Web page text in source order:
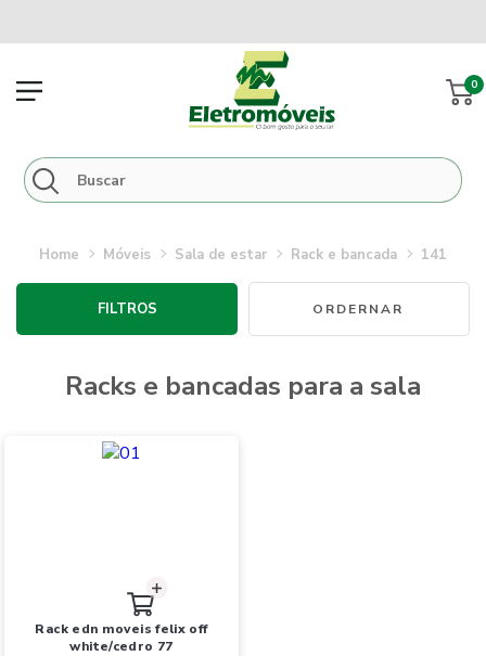
0
móveis sala de estar rack e bancada 141
racks e bancadas para a sala
FILTROS
rack edn moveis felix off
white/cedro 77